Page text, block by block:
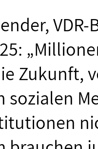
Zukunft,
sozialen